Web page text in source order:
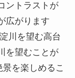
ントラストが
広がります
川を望む高台
を望むことが
景を楽しめるこ